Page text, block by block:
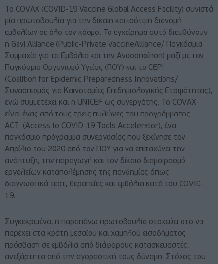
Το COVAX (COVID-19 Vaccine Global Access Facility) συνιστά
μία πρωτοβουλία για την δίκαιη και ισότιμη διανομή
εμβολίων σε όλο τον κόσμο. Το εγχείρημα αυτό διευθύνουν
η Gavi Alliance (Public-Private VaccineAlliance/ Παγκόσμια
Συμμαχία για τα Εμβόλια και την Ανοσοποίηση) μαζί με τον
Παγκόσμιο Οργανισμό Υγείας (ΠΟΥ) και το CEPI
(Coalition for Epidemic Preparedness Innovations/
Συνασπισμός για Καινοτομίες Επιδημιολογικής Ετοιμότητας),
ενώ συμμετέχει και η UNICEF ως συνεργάτης. Το COVAX
είναι ένας από τους τρεις πυλώνες του προγράμματος
ACT (Access to COVID-19 Tools Accelerator), ένα
παγκόσμιο πρόγραμμα συνεργασίας που ξεκίνησε τον
Απρίλιο του 2020 από τον ΠΟΥ για να επιταχύνει την
ανάπτυξη, την παραγωγή και τον δίκαιο διαμοιρασμό
εργαλείων καταπολέμησης της πανδημίας όπως
διαγνωστικά τεστ, θεραπείες και εμβόλια κατά του COVID-
19.
Συγκεκριμένα, η παραπάνω πρωτοβουλία στοχεύει στο να
παρέχει στα κράτη μεσαίου και χαμηλού εισοδήματος
πρόσβαση σε εμβόλια από διάφορους κατασκευαστές,
ανεξάρτητα από την αγοραστική τους δύναμη. Στόχος του